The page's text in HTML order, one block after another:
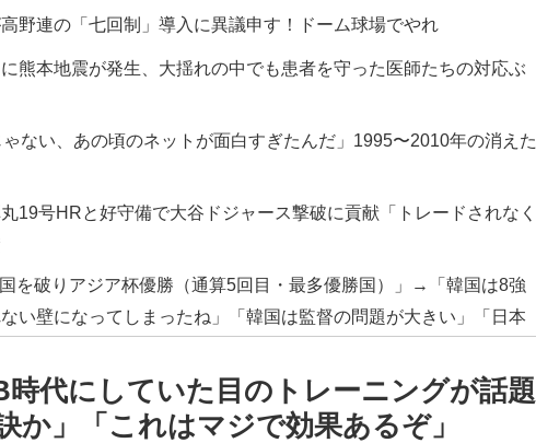
野連の「七回制」導入に異議申す！ドーム球場でやれ
熊本地震が発生、大揺れの中でも患者を守った医師たちの対応ぶ
ない、あの頃のネットが面白すぎたんだ」1995〜2010年の消えた
19号HRと好守備で大谷ドジャース撃破に貢献「トレードされなく
を破りアジア杯優勝（通算5回目・最多優勝国）」→「韓国は8強
い壁になってしまったね」「韓国は監督の問題が大きい」「日本
島の領有権主張に対して強く抗議したらしい → 「もはや毎年の恒
目をそらせるからお互いの政府にとって都合がいいんだよ」
時代にしていた目のトレーニングが話題
」「これはマジで効果あるぞ」